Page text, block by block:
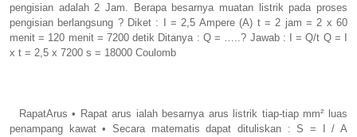
pengisian adalah 2 Jam. Berapa besarnya muatan listrik pada proses
pengisian berlangsung ? Diket : I = 2,5 Ampere (A) t = 2 jam = 2 x 60
menit = 120 menit = 7200 detik Ditanya : Q = …..? Jawab : I = Q/t Q = I
x t = 2,5 x 7200 s = 18000 Coulomb
RapatArus • Rapat arus ialah besarnya arus listrik tiap-tiap mm² luas
penampang kawat • Secara matematis dapat dituliskan : S = I / A